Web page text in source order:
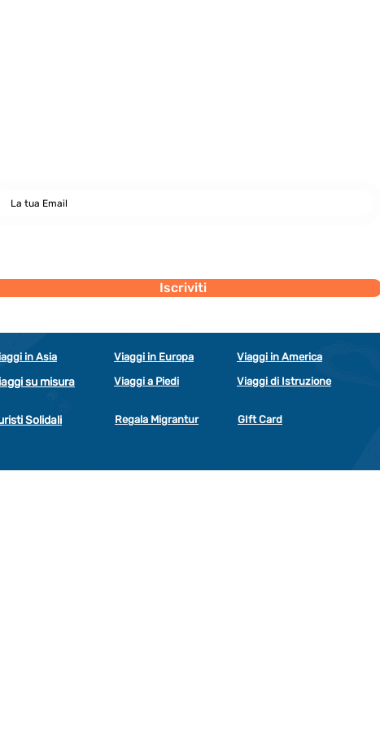
Iscriviti
in Asia Viaggi in Europa Viaggi in America
su misura Viaggi a Piedi Viaggi di Istruzione
Solidali Regala Migrantur GIft Card